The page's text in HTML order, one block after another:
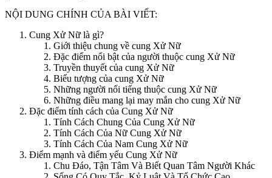
NỘI DUNG CHÍNH CỦA BÀI VIẾT:
Cung Xử Nữ là gì?
Giới thiệu chung về cung Xử Nữ
Đặc điểm nổi bật của người thuộc cung Xử Nữ
Truyền thuyết của cung Xử Nữ
Biểu tượng của cung Xử Nữ
Những người nổi tiếng thuộc cung Xử Nữ
Những điều mang lại may mắn cho cung Xử Nữ
Đặc điểm tính cách của Cung Xử Nữ
Tính Cách Chung Của Cung Xử Nữ
Tính Cách Của Nữ Cung Xử Nữ
Tính Cách Của Nam Cung Xử Nữ
Điểm mạnh và điểm yếu Cung Xử Nữ
Chu Đáo, Tận Tâm Và Biết Quan Tâm Người Khác